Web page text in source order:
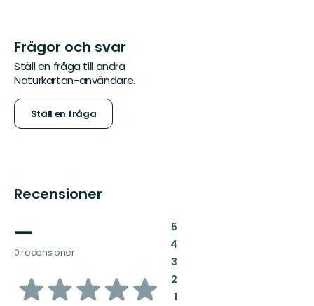
Frågor och svar
Ställ en fråga till andra
Naturkartan-användare.
Ställ en fråga
Recensioner
—
0 recensioner
av
5:
4:
3:
2:
1: